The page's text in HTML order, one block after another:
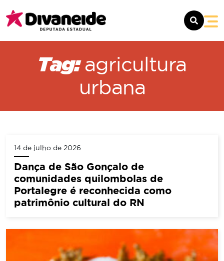
MANDATO
NOTÍCIAS
CONTATO
Tag:agricultura
urbana
14 de julho de 2026
Dança de São Gonçalo de
comunidades quilombolas de
Portalegre é reconhecida como
patrimônio cultural do RN